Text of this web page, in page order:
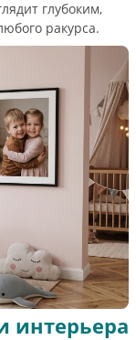
глубоким,
ракурса.
интерьера